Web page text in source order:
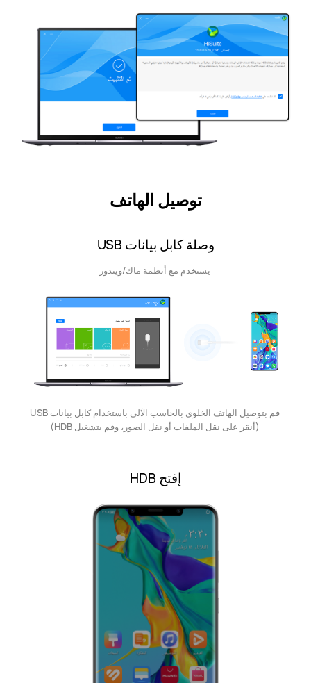
توصيل الهاتف
وصلة كابل بيانات USB
يستخدم مع أنظمة ماك/ويندوز
قم بتوصيل الهاتف الخلوي بالحاسب الآلي باستخدام كابل بيانات ‎USB‎
(أنقر على نقل الملفات أو نقل الصور، وقم بتشغيل HDB)
إفتح HDB